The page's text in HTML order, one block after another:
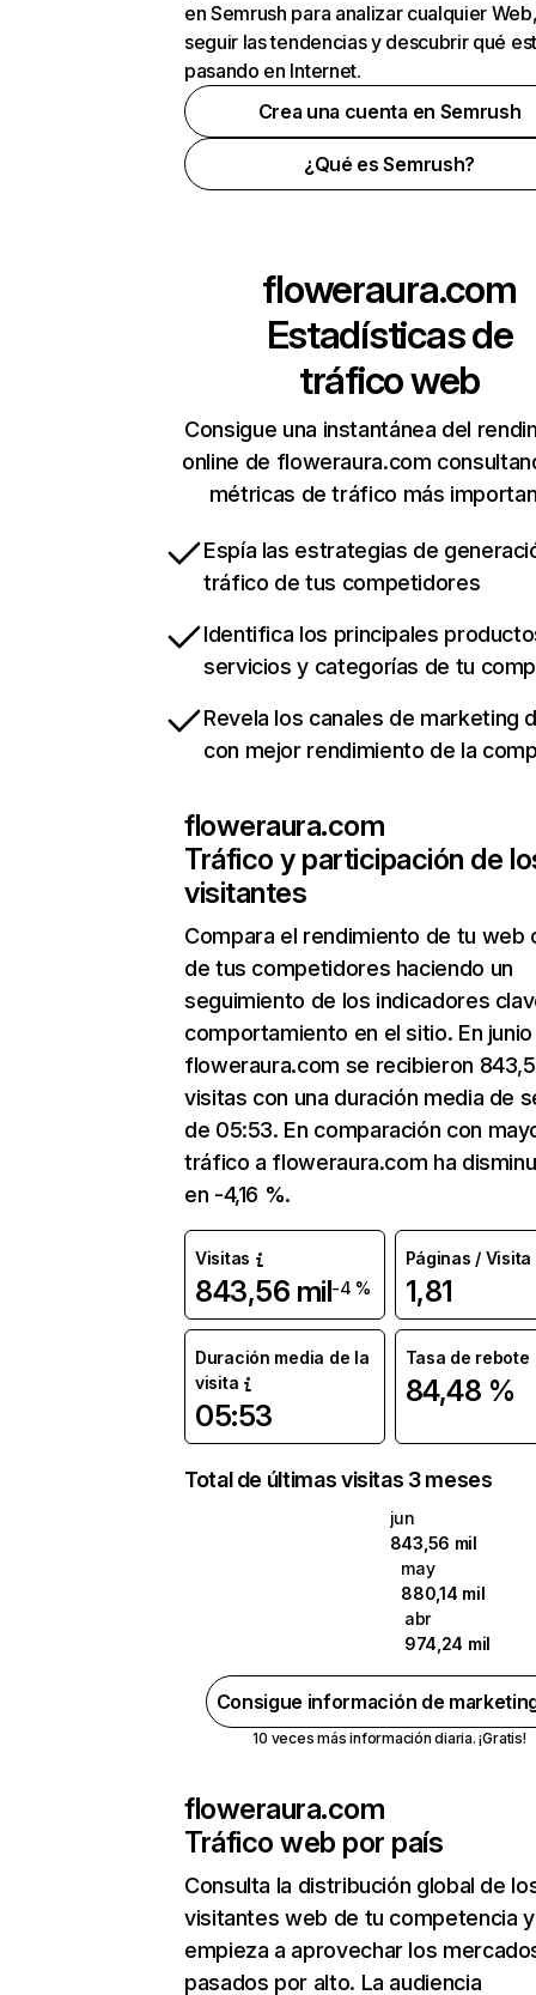
en Semrush para analizar cualquier
seguir las tendencias y descubrir qué
pasando en Internet.
Crea una cuenta en Semrush
¿Qué es Semrush?
floweraura.com
Estadísticas de
tráfico web
Consigue una instantánea del
online de floweraura.com
métricas de tráfico más
Espía las estrategias de
tráfico de tus competidores
Identifica los principales
servicios y categorías de tu
Revela los canales de marketing
con mejor rendimiento de la
floweraura.com
Tráfico y participación de
visitantes
Compara el rendimiento de tu web
de tus competidores haciendo un
seguimiento de los indicadores
comportamiento en el sitio. En junio
floweraura.com se recibieron
visitas con una duración media de
de 05:53. En comparación con
tráfico a floweraura.com ha
en -4,16 %.
Visitas
843,56 mil-4 %
Páginas / Visita
1,81
Duración media de la
visita
05:53
Tasa de rebote
84,48 %
Total de últimas visitas 3 meses
jun
843,56 mil
may
880,14 mil
abr
974,24 mil
Consigue información de
10 veces más información diaria. ¡Gratis!
floweraura.com
Tráfico web por país
Consulta la distribución global de
visitantes web de tu competencia y
empieza a aprovechar los
pasados por alto. La audiencia